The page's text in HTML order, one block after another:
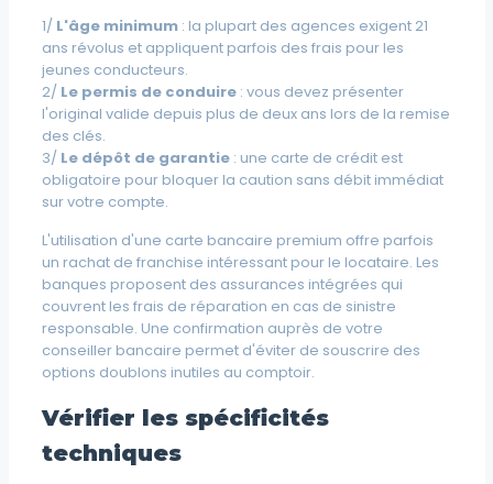
1/ L'âge minimum: la plupart des agences exigent 21
ans révolus et appliquent parfois des frais pour les
jeunes conducteurs.
2/ Le permis de conduire: vous devez présenter
l'original valide depuis plus de deux ans lors de la remise
des clés.
3/ Le dépôt de garantie: une carte de crédit est
obligatoire pour bloquer la caution sans débit immédiat
sur votre compte.
L'utilisation d'une carte bancaire premium offre parfois
un rachat de franchise intéressant pour le locataire. Les
banques proposent des assurances intégrées qui
couvrent les frais de réparation en cas de sinistre
responsable. Une confirmation auprès de votre
conseiller bancaire permet d'éviter de souscrire des
options doublons inutiles au comptoir.
Vérifier les spécificités
techniques